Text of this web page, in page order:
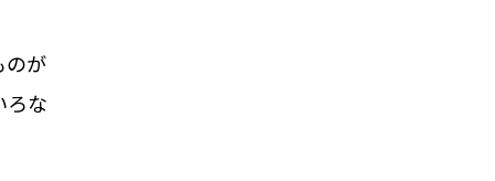
のが
ろな